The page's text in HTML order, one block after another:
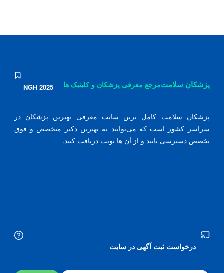
پزشکان سلامتمرجع معرفی پزشکان و کلینیک ها NGH 2025
پزشکان سلامت کامل ترین سایت معرفی بهترین پزشکان در
سراسر کشور است که می‌توانید به بهترین دکتر متخصص و فوق
تخصص دسترسی یابید و از آن ها نوبت دریافت کنید.
درخواست ثبت آگهی در سایت